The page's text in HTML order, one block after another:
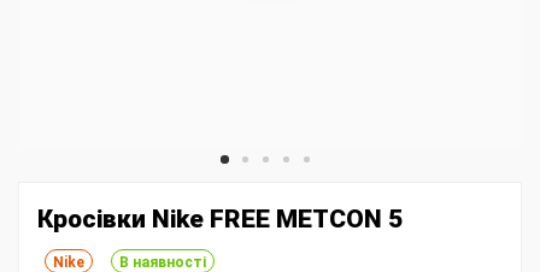
Кросівки Nike FREE METCON 5
Nike В наявності